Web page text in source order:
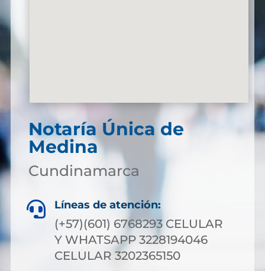
Notaría Única de
Medina
Cundinamarca
 Líneas de atención:
(+57)(601) 6768293 CELULAR
Y WHATSAPP 3228194046
CELULAR 3202365150